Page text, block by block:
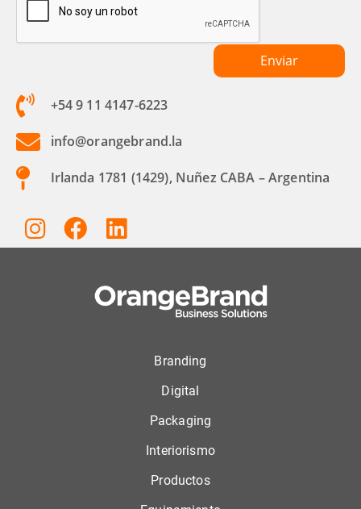
+54 9 11 4147-6223
info@orangebrand.la
Irlanda 1781 (1429), Nuñez CABA – Argentina
Branding
Digital
Packaging
Interiorismo
Productos